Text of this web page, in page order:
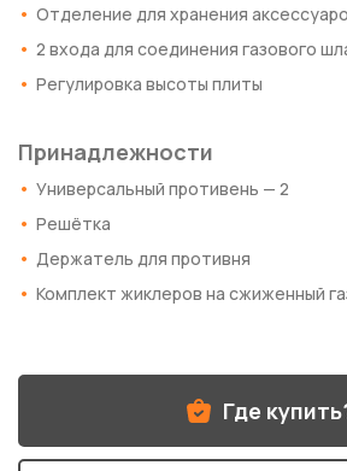
Отделение для хранения
2 входа для соединения газового
Регулировка высоты плиты
Принадлежности
Универсальный противень — 2
Решётка
Держатель для противня
Комплект жиклеров на сжиженный
Где